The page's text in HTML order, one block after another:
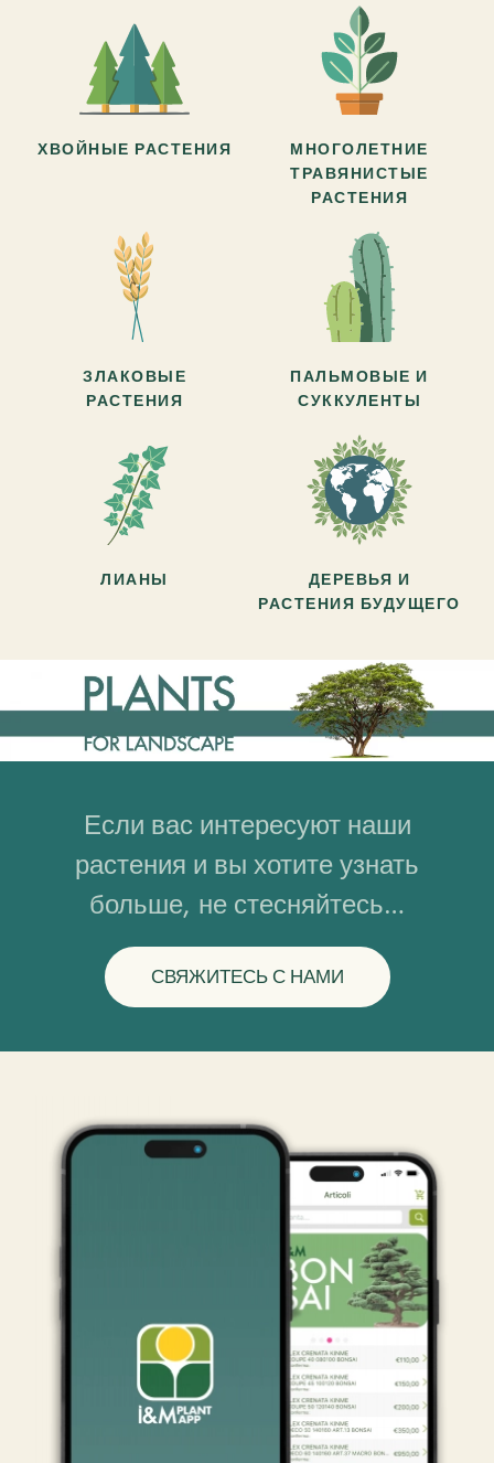
ХВОЙНЫЕ РАСТЕНИЯ
МНОГОЛЕТНИЕ
ТРАВЯНИСТЫЕ
РАСТЕНИЯ
ЗЛАКОВЫЕ
РАСТЕНИЯ
ПАЛЬМОВЫЕ И
СУККУЛЕНТЫ
ЛИАНЫ
ДЕРЕВЬЯ И
РАСТЕНИЯ БУДУЩЕГО
Если вас интересуют наши
растения и вы хотите узнать
больше, не стесняйтесь…
СВЯЖИТЕСЬ С НАМИ